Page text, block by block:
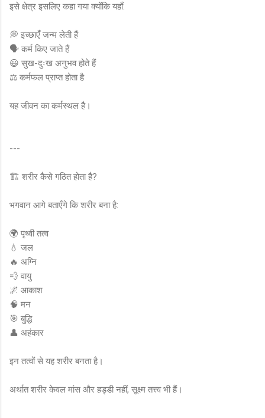
इसे क्षेत्र इसलिए कहा गया क्योंकि यहाँ:
💭 इच्छाएँ जन्म लेती हैं
🗣️ कर्म किए जाते हैं
😃 सुख-दुःख अनुभव होते हैं
⚖️ कर्मफल प्राप्त होता है
यह जीवन का कर्मस्थल है।
---
🏗️ शरीर कैसे गठित होता है?
भगवान आगे बताएँगे कि शरीर बना है:
🌍 पृथ्वी तत्व
💧 जल
🔥 अग्नि
💨 वायु
🌌 आकाश
🧠 मन
🎯 बुद्धि
👤 अहंकार
इन तत्वों से यह शरीर बनता है।
अर्थात शरीर केवल मांस और हड्डी नहीं, सूक्ष्म तत्त्व भी हैं।